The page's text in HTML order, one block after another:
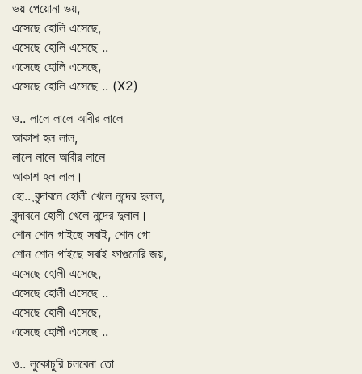
ভয় পেয়োনা ভয়,
এসেছে হোলি এসেছে,
এসেছে হোলি এসেছে ..
এসেছে হোলি এসেছে,
এসেছে হোলি এসেছে .. (X2)
ও.. লালে লালে আবীর লালে
আকাশ হল লাল,
লালে লালে আবীর লালে
আকাশ হল লাল।
হো.. বৃন্দাবনে হোলী খেলে নন্দের দুলাল,
বৃন্দাবনে হোলী খেলে নন্দের দুলাল।
শোন শোন গাইছে সবাই, শোন গো
শোন শোন গাইছে সবাই ফাগুনেরি জয়,
এসেছে হোলী এসেছে,
এসেছে হোলী এসেছে ..
এসেছে হোলী এসেছে,
এসেছে হোলী এসেছে ..
ও.. লুকোচুরি চলবেনা তো